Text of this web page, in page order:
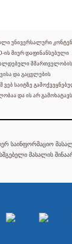
უნივერსალური
ის მიერ დაფინანსებული
და გაცვლების
ვებ საიტზე
და ის არ გამოხატავს
საინფორმაციო
მასალის